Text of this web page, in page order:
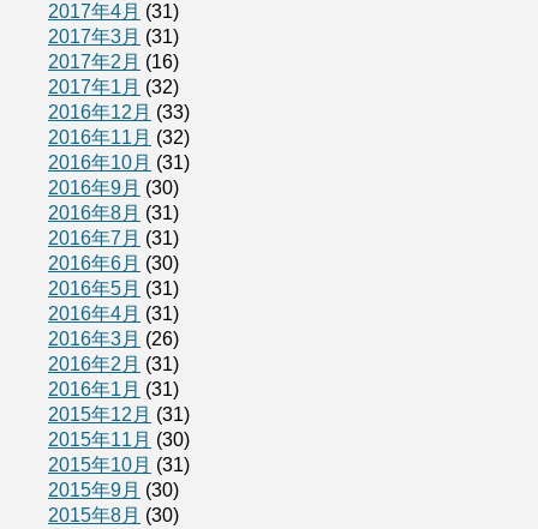
2017年4月 (31)
2017年3月 (31)
2017年2月 (16)
2017年1月 (32)
2016年12月 (33)
2016年11月 (32)
2016年10月 (31)
2016年9月 (30)
2016年8月 (31)
2016年7月 (31)
2016年6月 (30)
2016年5月 (31)
2016年4月 (31)
2016年3月 (26)
2016年2月 (31)
2016年1月 (31)
2015年12月 (31)
2015年11月 (30)
2015年10月 (31)
2015年9月 (30)
2015年8月 (30)